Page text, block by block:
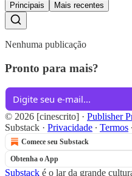
Principais Mais recentes
Nenhuma publicação
Pronto para mais?
© 2026 [cinescrito] · Publisher
Substack · Privacidade ∙ Termos ∙
Comece seu Substack
Obtenha o App
Substack é o lar da grande